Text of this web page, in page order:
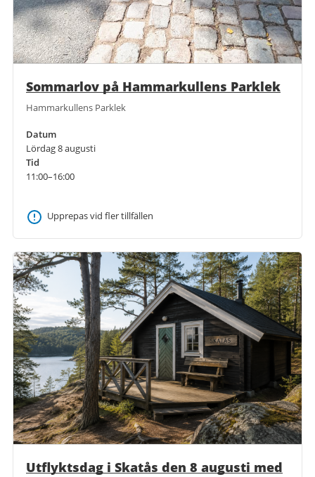
Sommarlov på Hammarkullens Parklek
Hammarkullens Parklek
Datum
Lördag 8 augusti
Tid
11:00–16:00
Upprepas vid fler tillfällen
Utflyktsdag i Skatås den 8 augusti med